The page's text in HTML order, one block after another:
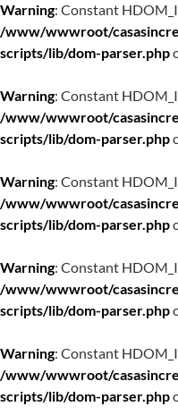
Warning: Constant
/www/wwwroot/
scripts/lib/dom-parser.php
Warning: Constant
/www/wwwroot/
scripts/lib/dom-parser.php
Warning: Constant
/www/wwwroot/
scripts/lib/dom-parser.php
Warning: Constant
/www/wwwroot/
scripts/lib/dom-parser.php
Warning: Constant
/www/wwwroot/
scripts/lib/dom-parser.php